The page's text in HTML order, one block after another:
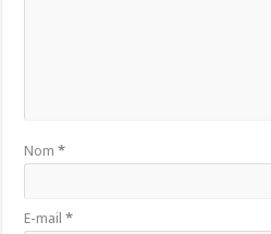
Nom*
E-mail*